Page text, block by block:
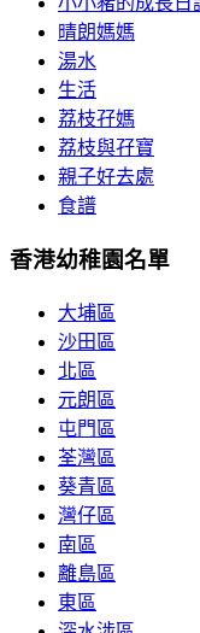
晴朗媽媽
湯水
生活
荔枝孖媽
荔枝與孖寶
親子好去處
食譜
香港幼稚園名單
大埔區
沙田區
北區
元朗區
屯門區
荃灣區
葵青區
灣仔區
南區
離島區
東區